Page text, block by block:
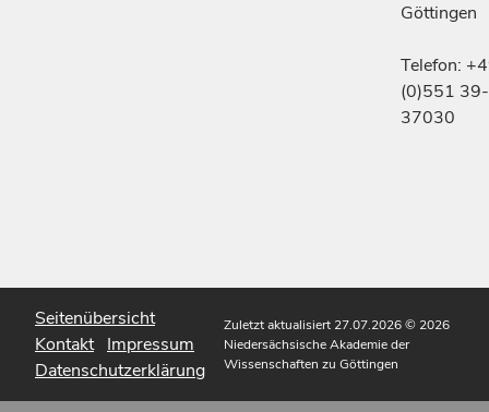
Göttingen
Telefon:
(0)551 39-
37030
Seitenübersicht
Kontakt Impressum
Datenschutzerklärung
Zuletzt aktualisiert 27.07.2026© 2026
Niedersächsische Akademie der
Wissenschaften zu Göttingen